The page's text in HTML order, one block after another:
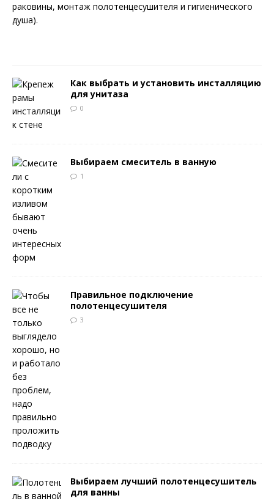
раковины, монтаж полотенцесушителя и гигиенического
душа).
Как выбрать и установить инсталляцию
для унитаза
0
Выбираем смеситель в ванную
1
Правильное подключение
полотенцесушителя
3
Выбираем лучший полотенцесушитель
для ванны